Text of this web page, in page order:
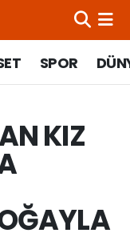
SPOR
KIZ
Fikstür